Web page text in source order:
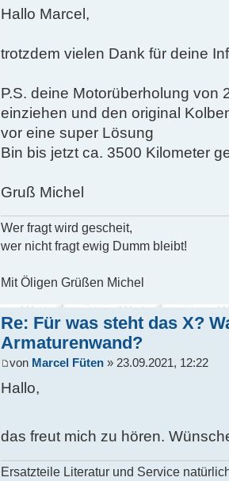
Hallo Marcel,
trotzdem vielen Dank für deine
P.S. deine Motorüberholung von
einziehen und den original
vor eine super Lösung
Bin bis jetzt ca. 3500 Kilometer
Gruß Michel
Wer fragt wird gescheit,
wer nicht fragt ewig Dumm bleibt!
Mit Öligen Grüßen Michel
Re: Für was steht das X?
Armaturenwand?
von Marcel Füten » 23.09.2021, 12:22
Hallo,
das freut mich zu hören.
Ersatzteile Literatur und Service